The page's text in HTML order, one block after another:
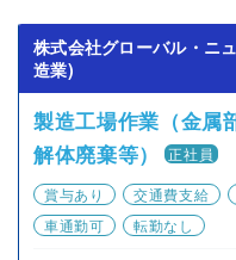
株式会社グローバル・ニ
造業)
製造工場作業（金属
解体廃棄等）
正社員
賞与あり
交通費支給
車通勤可
転勤なし